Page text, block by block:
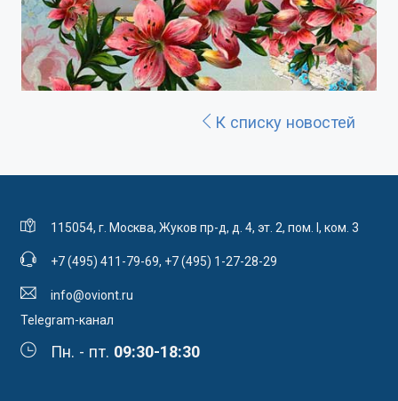
К списку новостей
115054, г. Москва, Жуков пр-д, д. 4, эт. 2, пом. I, ком. 3
+7 (495) 411-79-69, +7 (495) 1-27-28-29
info@oviont.ru
Telegram-канал
Пн. - пт. 09:30-18:30